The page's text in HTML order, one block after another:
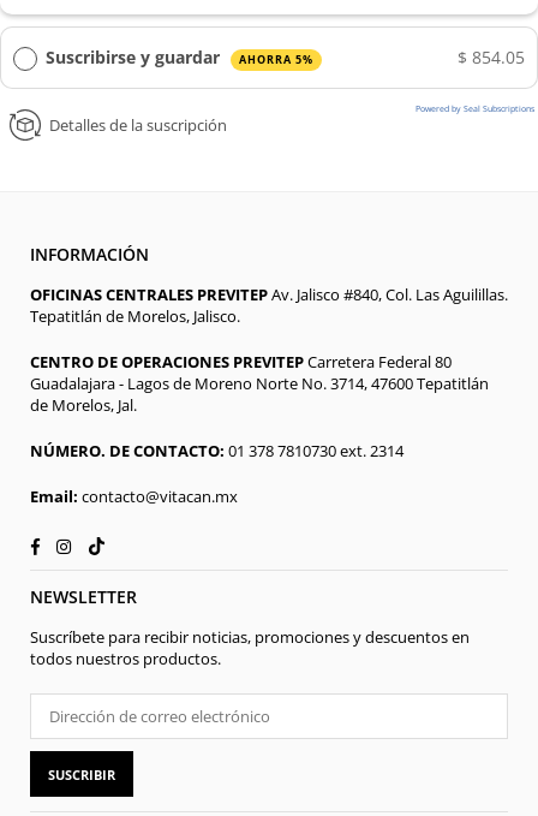
Suscribirse y guardar AHORRA 5% $ 854.05
Powered by Seal Subscriptions
Detalles de la suscripción
INFORMACIÓN
OFICINAS CENTRALES PREVITEPAv. Jalisco #840, Col. Las Aguilillas.
Tepatitlán de Morelos, Jalisco.
CENTRO DE OPERACIONES PREVITEPCarretera Federal 80
Guadalajara - Lagos de Moreno Norte No. 3714, 47600 Tepatitlán
de Morelos, Jal.
NÚMERO. DE CONTACTO: 01 378 7810730 ext. 2314
Email: contacto@vitacan.mx
Facebook
Instagram
NEWSLETTER
Suscríbete para recibir noticias, promociones y descuentos en
todos nuestros productos.
SUSCRIBIR